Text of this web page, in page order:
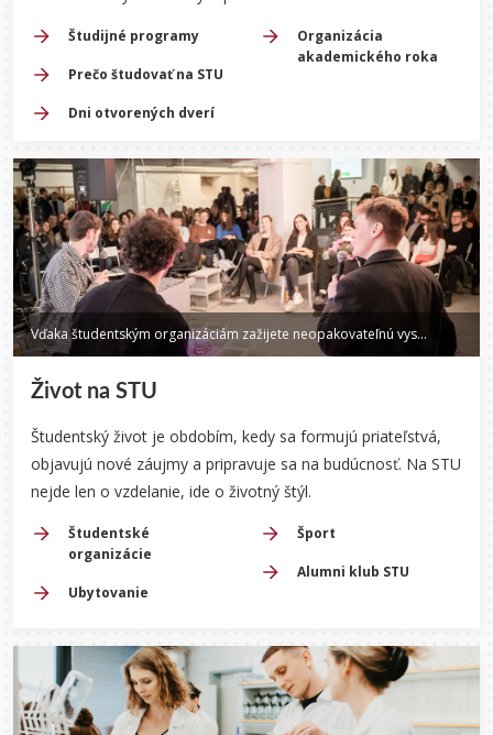
Študijné programy
Prečo študovať na STU
Dni otvorených dverí
Organizácia
akademického roka
Život na STU
Študentský život je obdobím, kedy sa formujú priateľstvá,
objavujú nové záujmy a pripravuje sa na budúcnosť. Na STU
nejde len o vzdelanie, ide o životný štýl.
Študentské
organizácie
Ubytovanie
Šport
Alumni klub STU
Vďaka študentským organizáciám zažijete neopakovateľnú vysokoškolskú atmosféru.